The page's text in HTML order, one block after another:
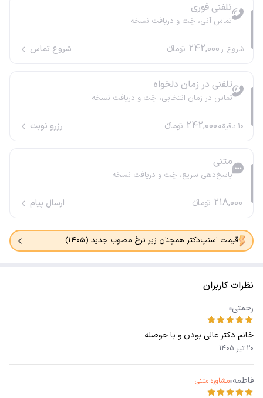
تلفنی فوری
تماس آنی، چَت و دریافت نسخه
شروع از 242,000 تومانء شروع تماس
تلفنی در زمان دلخواه
تماس در زمان انتخابی، چَت و دریافت نسخه
10 دقیقه242,000 تومانء رزرو نوبت
متنی
پاسخ‌دهی سریع، چَت و دریافت نسخه
218,000 تومانء ارسال پیام
قیمت اسنپ‌دکتر همچنان زیر نرخ مصوب جدید (۱۴۰۵)
نظرات کاربران
رحمتی
خانم دکتر عالی بودن و با حوصله
20 تیر 1405
فاطمه مشاوره متنی